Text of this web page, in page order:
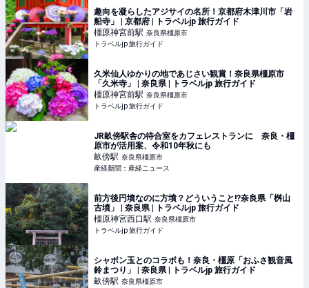
趣向を凝らしたアジサイの名所！京都府木津川市「岩
船寺」 | 京都府 | トラベルjp 旅行ガイド
橿原神宮前駅 奈良県橿原市
トラベルjp 旅行ガイド
久米仙人ゆかりの地であじさい観賞！奈良県橿原市
「久米寺」 | 奈良県 | トラベルjp 旅行ガイド
橿原神宮前駅 奈良県橿原市
トラベルjp 旅行ガイド
JR畝傍駅舎の待合室をカフェレストランに 奈良・橿
原市が活用案、令和10年秋にも
畝傍駅 奈良県橿原市
産経新聞：産経ニュース
前方後円墳なのに方墳？どういうこと!?奈良県「桝山
古墳」 | 奈良県 | トラベルjp 旅行ガイド
橿原神宮西口駅 奈良県橿原市
トラベルjp 旅行ガイド
シャボン玉とのコラボも！奈良・橿原「おふさ観音風
鈴まつり」 | 奈良県 | トラベルjp 旅行ガイド
畝傍駅 奈良県橿原市